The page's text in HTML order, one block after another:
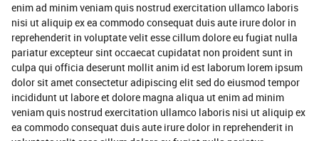
enim ad minim veniam quis nostrud exercitation ullamco laboris
nisi ut aliquip ex ea commodo consequat duis aute irure dolor in
reprehenderit in voluptate velit esse cillum dolore eu fugiat nulla
pariatur excepteur sint occaecat cupidatat non proident sunt in
culpa qui officia deserunt mollit anim id est laborum lorem ipsum
dolor sit amet consectetur adipiscing elit sed do eiusmod tempor
incididunt ut labore et dolore magna aliqua ut enim ad minim
veniam quis nostrud exercitation ullamco laboris nisi ut aliquip ex
ea commodo consequat duis aute irure dolor in reprehenderit in